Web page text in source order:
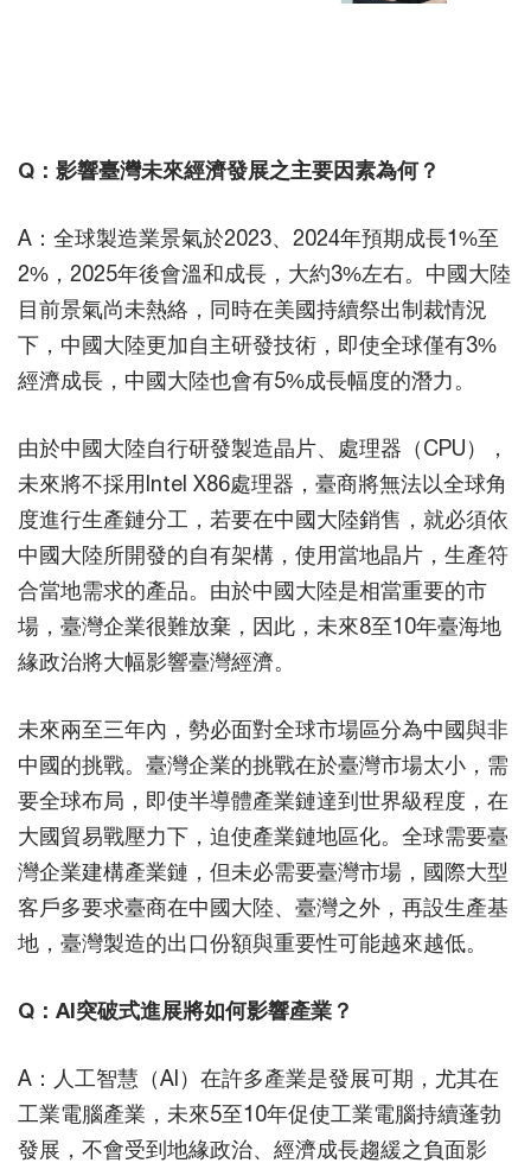
Q：影響臺灣未來經濟發展之主要因素為何？
A：全球製造業景氣於2023、2024年預期成長1%至
2%，2025年後會溫和成長，大約3%左右。中國大陸
目前景氣尚未熱絡，同時在美國持續祭出制裁情況
下，中國大陸更加自主研發技術，即使全球僅有3%
經濟成長，中國大陸也會有5%成長幅度的潛力。
由於中國大陸自行研發製造晶片、處理器（CPU），
未來將不採用Intel X86處理器，臺商將無法以全球角
度進行生產鏈分工，若要在中國大陸銷售，就必須依
中國大陸所開發的自有架構，使用當地晶片，生產符
合當地需求的產品。由於中國大陸是相當重要的市
場，臺灣企業很難放棄，因此，未來8至10年臺海地
緣政治將大幅影響臺灣經濟。
未來兩至三年內，勢必面對全球市場區分為中國與非
中國的挑戰。臺灣企業的挑戰在於臺灣市場太小，需
要全球布局，即使半導體產業鏈達到世界級程度，在
大國貿易戰壓力下，迫使產業鏈地區化。全球需要臺
灣企業建構產業鏈，但未必需要臺灣市場，國際大型
客戶多要求臺商在中國大陸、臺灣之外，再設生產基
地，臺灣製造的出口份額與重要性可能越來越低。
Q：AI突破式進展將如何影響產業？
A：人工智慧（AI）在許多產業是發展可期，尤其在
工業電腦產業，未來5至10年促使工業電腦持續蓬勃
發展，不會受到地緣政治、經濟成長趨緩之負面影